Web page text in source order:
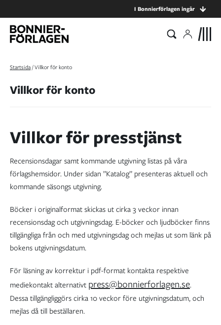
I Bonnierförlagen ingår
Startsida/Villkor för konto
Villkor för konto
Villkor för presstjänst
Recensionsdagar samt kommande utgivning listas på våra
förlagshemsidor. Under sidan ”Katalog” presenteras aktuell och
kommande säsongs utgivning.
Böcker i originalformat skickas ut cirka 3 veckor innan
recensionsdag och utgivningsdag. E-böcker och ljudböcker finns
tillgängliga från och med utgivningsdag och mejlas ut som länk på
bokens utgivningsdatum.
För läsning av korrektur i pdf-format kontakta respektive
mediekontakt alternativt press@bonnierforlagen.se.
Dessa tillgängliggörs cirka 10 veckor före utgivningsdatum, och
mejlas då till beställaren.